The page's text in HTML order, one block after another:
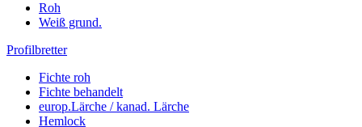
Roh
Weiß grund.
Profilbretter
Fichte roh
Fichte behandelt
europ.Lärche / kanad. Lärche
Hemlock